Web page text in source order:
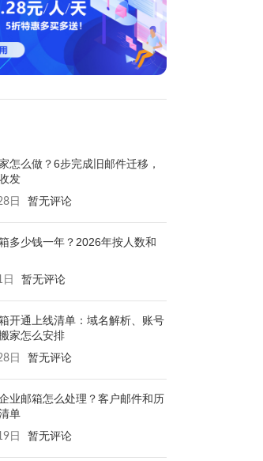
怎么做？6步完成旧邮件迁移，
发
日 暂无评论
多少钱一年？2026年按人数和
暂无评论
开通上线清单：域名解析、账号
家怎么安排
日 暂无评论
业邮箱怎么处理？客户邮件和历
单
日 暂无评论